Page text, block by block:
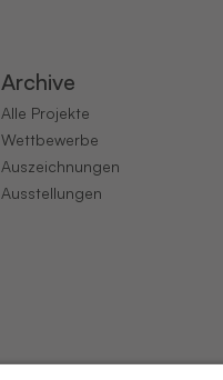
Archive
Alle Projekte
Wettbewerbe
Auszeichnungen
Ausstellungen